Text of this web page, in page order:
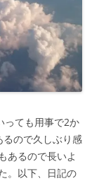
っても用事で2か
ので久しぶり感
あるので長いよ
。以下、日記の